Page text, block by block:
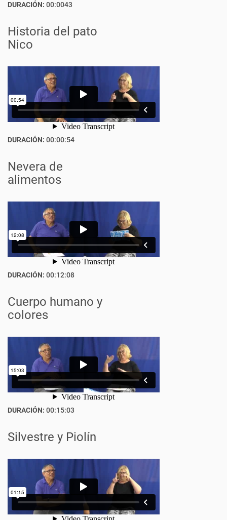
DURACIÓN: 00:0043
Historia del pato
Nico
DURACIÓN: 00:00:54
Nevera de
alimentos
DURACIÓN: 00:12:08
Cuerpo humano y
colores
DURACIÓN: 00:15:03
Silvestre y Piolín